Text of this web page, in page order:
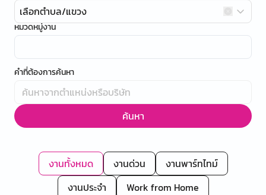
เลือกตำบล/แขวง
หมวดหมู่งาน
คำที่ต้องการค้นหา
ค้นหา
งานทั้งหมด งานด่วน
งานพาร์ทไทม์
งานประจำ
Work from Home